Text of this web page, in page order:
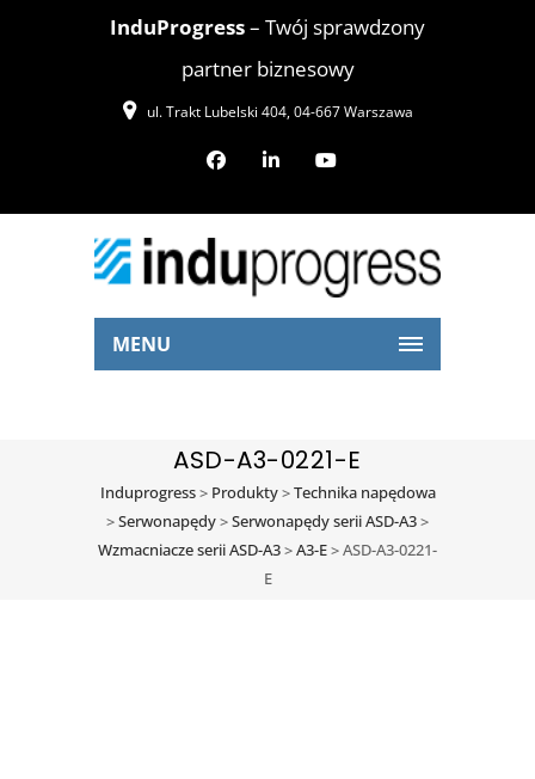
InduProgress– Twój sprawdzony
partner biznesowy
ul. Trakt Lubelski 404, 04-667 Warszawa
MENU
ASD-A3-0221-E
Induprogress> Produkty>Technika napędowa
>Serwonapędy>Serwonapędy serii ASD-A3>
Wzmacniacze serii ASD-A3>A3-E>ASD-A3-0221-
E